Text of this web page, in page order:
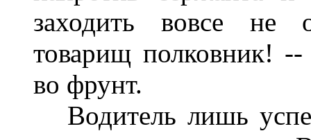
заходить вовсе не
товарищ полковник! --
во фрунт.
Водитель лишь